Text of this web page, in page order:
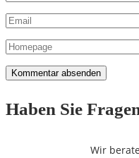
Haben Sie
Wir